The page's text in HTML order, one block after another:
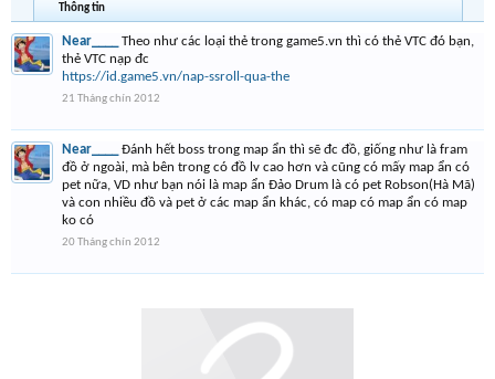
Thông tin
Near____
Theo như các loại thẻ trong game5.vn thì có thẻ VTC đó bạn,
thẻ VTC nạp đc
https://id.game5.vn/nap-ssroll-qua-the
21 Tháng chín 2012
Near____
Đánh hết boss trong map ẩn thì sẽ đc đồ, giống như là fram
đồ ở ngoài, mà bên trong có đồ lv cao hơn và cũng có mấy map ẩn có
pet nữa, VD như bạn nói là map ẩn Đảo Drum là có pet Robson(Hà Mã)
và con nhiều đồ và pet ở các map ẩn khác, có map có map ẩn có map
ko có
20 Tháng chín 2012